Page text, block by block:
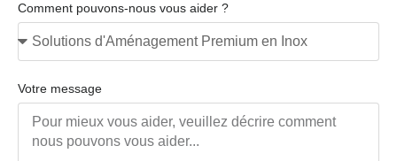
Comment pouvons-nous vous aider ?
Votre message